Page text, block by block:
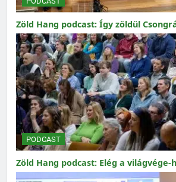
Zöld Hang podcast: Így zöldül
PODCAST
Zöld Hang podcast: Elég a